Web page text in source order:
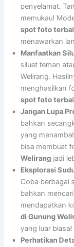
penyelamat.
memukau!
spot foto
menawarkan
Manfaatkan
siluet teman
Welirang.
menghasilkan
spot foto
Jangan Lupa
bahkan
yang
bisa membuat
Welirang jadi
Eksplorasi
Coba berbagai
bahkan
mendapatkan
di Gunung
yang luar biasa!
Perhatikan